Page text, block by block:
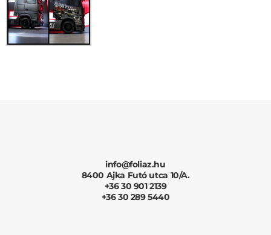
info@foliaz.hu
8400 Ajka Futó utca 10/A.
+36 30 901 2139
+36 30 289 5440